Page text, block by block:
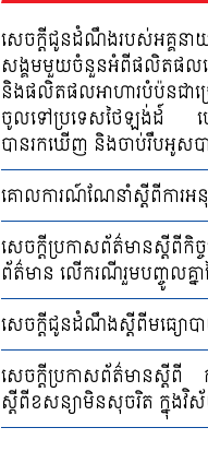
សេចក្ដីជូនដំណឹងរបស់អគ្គនាយ
សង្គមមួយចំនួនអំពីផលិតផលម្ស
និងផលិតផលអាហារបំប៉នជាច្
ចូលទៅប្រទេសថៃឡង់ដ៍ ហើយ
បានរកឃើញ និងចាប់រឹបអូសប
គោលការណ៍ណែនាំស្តីពីការអនុវ
សេចក្ដីប្រកាសព័ត៌មានស្ដីពីកិច្
ព័ត៌មាន លើករណីរួមបញ្ចូលគ្នា
សេចក្ដីជូនដំណឹងស្ដីពីមធ្យោប
សេចក្តីប្រកាសព័ត៌មានស្តីពី កា
ស្តីពីខសន្យាមិនសុចរិត ក្នុង